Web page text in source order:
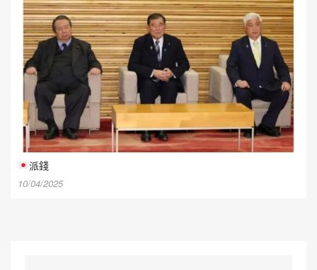
派錢
10/04/2025